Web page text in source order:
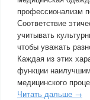
профессионализм
Соответствие
учитывать
чтобы уважать
Каждая из этих
функции
медицинского
Читать дальше →